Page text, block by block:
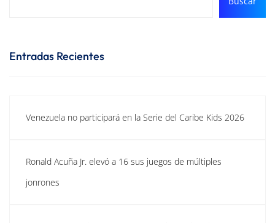
Entradas Recientes
Venezuela no participará en la Serie del Caribe Kids 2026
Ronald Acuña Jr. elevó a 16 sus juegos de múltiples
jonrones